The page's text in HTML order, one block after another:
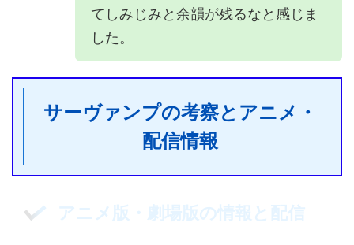
てしみじみと余韻が残るなと感じま
した。
サーヴァンプの考察とアニメ・
配信情報
アニメ版・劇場版の情報と配信